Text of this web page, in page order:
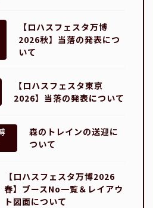
【ロハスフェスタ万博
2026秋】当落の発表につ
いて
【ロハスフェスタ東京
2026】当落の発表について
森のトレインの送迎に
ついて
【ロハスフェスタ万博2026
春】ブースNo一覧＆レイアウ
ト図面について